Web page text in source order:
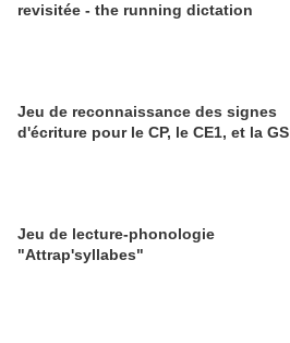
revisitée - the running dictation
Jeu de reconnaissance des signes
d'écriture pour le CP, le CE1, et la GS
Jeu de lecture-phonologie
"Attrap'syllabes"